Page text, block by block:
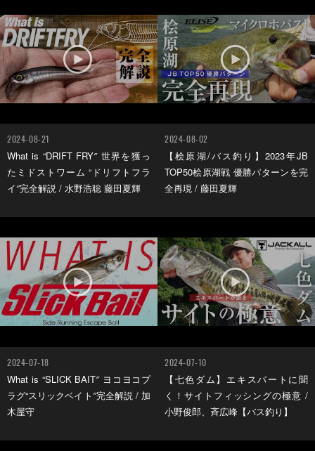
2024-08-21
What is “DRIFT FRY″ 世界を獲っ
たミドストワーム “ドリフトフラ
イ″完全解説 / 水野浩聡 藤田夏輝
2024-08-02
【桧原湖/バス釣り】2023年JB
TOP50桧原湖戦 優勝パターンを完
全再現 / 藤田夏輝
2024-07-18
What is “SLICK BAIT″ ヨコヨコプ
ラグ“スリックベイト″完全解説 / 加
木屋守
2024-07-10
【七色ダム】エキスパートに聞
く！サイトフィッシングの極意 /
小野俊郎、斉広峰【バス釣り】